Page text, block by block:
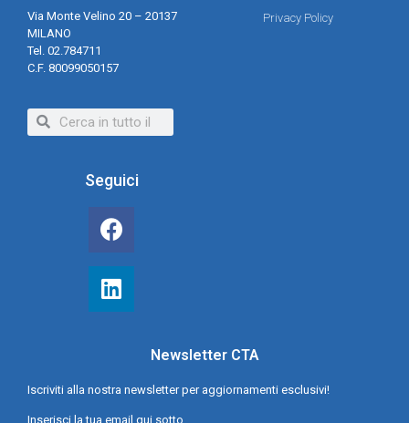
Via Monte Velino 20 – 20137
MILANO
Tel. 02.784711
C.F. 80099050157
Privacy Policy
Seguici
Newsletter CTA
Iscriviti alla nostra newsletter per aggiornamenti esclusivi!
Inserisci la tua email qui sotto.